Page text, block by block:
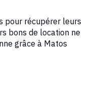
pour récupérer leurs
bons de location ne
grâce à Matos